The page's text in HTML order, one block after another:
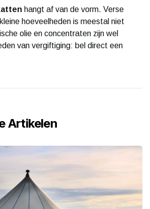
hangt af van de vorm. Verse
hoeveelheden is meestal niet
olie en concentraten zijn wel
van vergiftiging: bel direct een
Artikelen